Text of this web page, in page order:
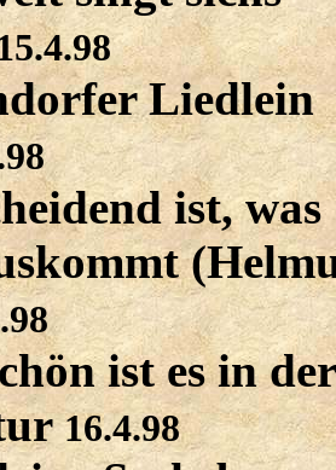
Liedlein
ist, was
ist es in der
16.4.98